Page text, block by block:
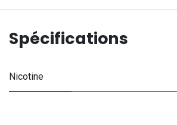
Spécifications
Nicotine